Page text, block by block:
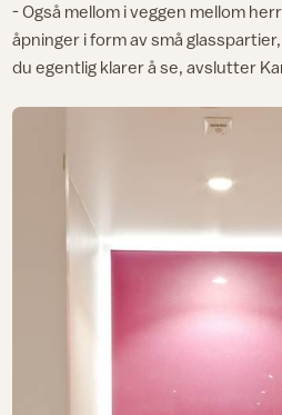
- Også mellom i veggen mellom
åpninger i form av små
du egentlig klarer å se, avslutter